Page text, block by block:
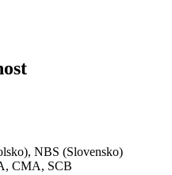
NBS (Slovensko)
CMA, SCB